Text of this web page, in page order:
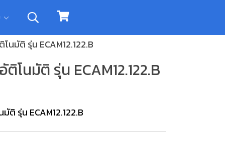
มัติ รุ่น ECAM12.122.B
นมัติ รุ่น ECAM12.122.B
ติ รุ่น ECAM12.122.B